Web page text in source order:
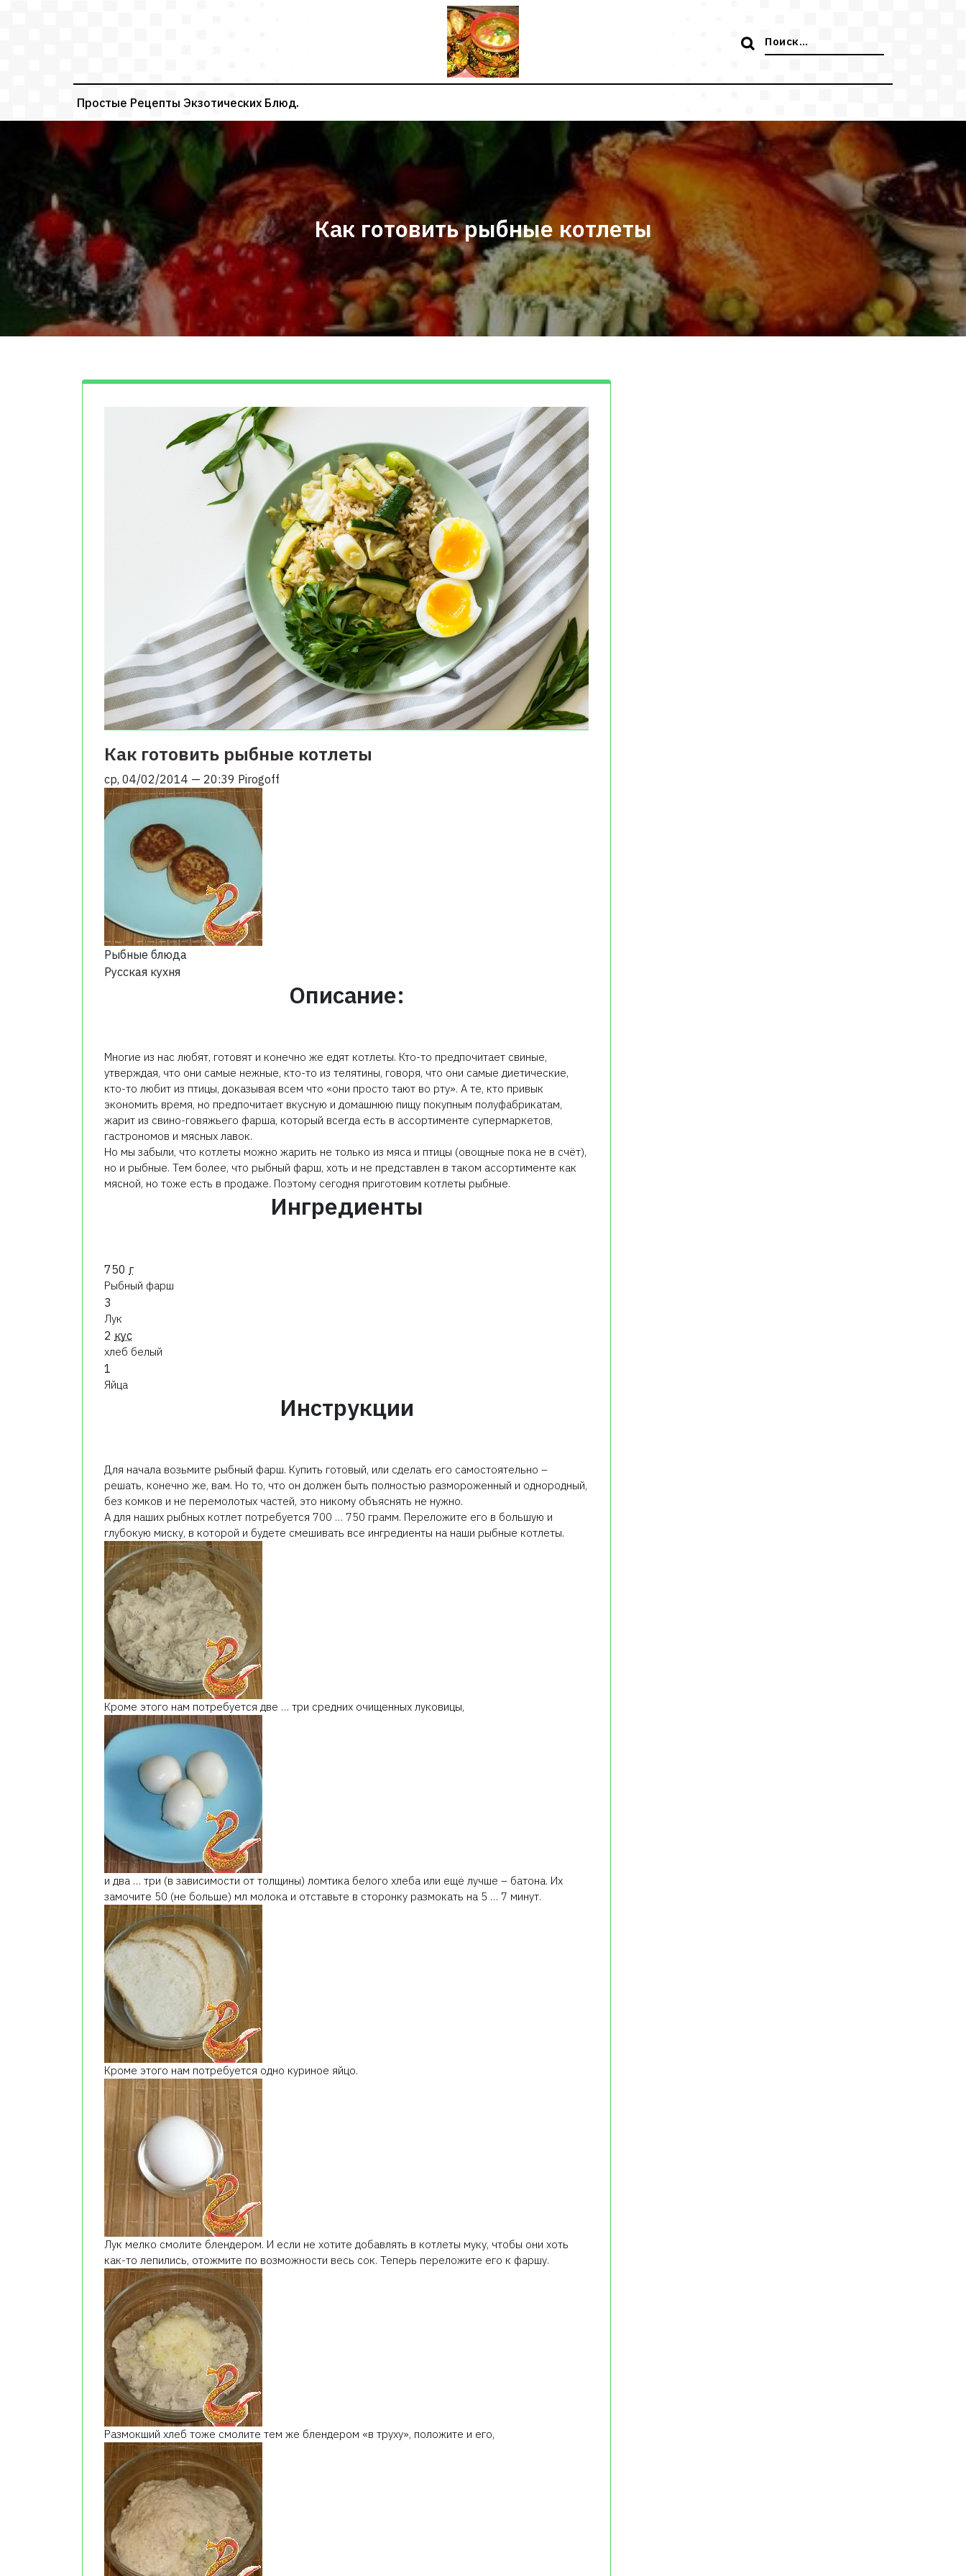
Поиск:
Простые Рецепты Экзотических Блюд.
Как готовить рыбные котлеты
Как готовить рыбные котлеты
ср, 04/02/2014 — 20:39 Pirogoff
Рыбные блюда
Русская кухня
Описание:
Многие из нас любят, готовят и конечно же едят котлеты. Кто-то предпочитает свиные,
утверждая, что они самые нежные, кто-то из телятины, говоря, что они самые диетические,
кто-то любит из птицы, доказывая всем что «они просто тают во рту». А те, кто привык
экономить время, но предпочитает вкусную и домашнюю пищу покупным полуфабрикатам,
жарит из свино-говяжьего фарша, который всегда есть в ассортименте супермаркетов,
гастрономов и мясных лавок.
Но мы забыли, что котлеты можно жарить не только из мяса и птицы (овощные пока не в счёт),
но и рыбные. Тем более, что рыбный фарш, хоть и не представлен в таком ассортименте как
мясной, но тоже есть в продаже. Поэтому сегодня приготовим котлеты рыбные.
Ингредиенты
750 г
Рыбный фарш
3
Лук
2 кус
хлеб белый
1
Яйца
Инструкции
Для начала возьмите рыбный фарш. Купить готовый, или сделать его самостоятельно –
решать, конечно же, вам. Но то, что он должен быть полностью размороженный и однородный,
без комков и не перемолотых частей, это никому объяснять не нужно.
А для наших рыбных котлет потребуется 700 … 750 грамм. Переложите его в большую и
глубокую миску, в которой и будете смешивать все ингредиенты на наши рыбные котлеты.
Кроме этого нам потребуется две … три средних очищенных луковицы,
и два … три (в зависимости от толщины) ломтика белого хлеба или ещё лучше – батона. Их
замочите 50 (не больше) мл молока и отставьте в сторонку размокать на 5 … 7 минут.
Кроме этого нам потребуется одно куриное яйцо.
Лук мелко смолите блендером. И если не хотите добавлять в котлеты муку, чтобы они хоть
как-то лепились, отожмите по возможности весь сок. Теперь переложите его к фаршу.
Размокший хлеб тоже смолите тем же блендером «в труху», положите и его,